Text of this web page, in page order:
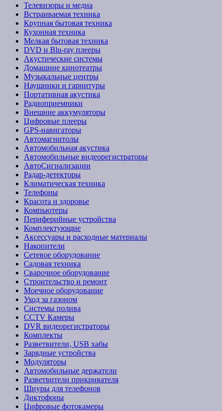
Телевизоры и медиа
Встраиваемая техника
Крупная бытовая техника
Кухонная техника
Мелкая бытовая техника
DVD и Blu-ray плееры
Акустические системы
Домашние кинотеатры
Музыкальные центры
Наушники и гарнитуры
Портативная акустика
Радиоприемники
Внешние аккумуляторы
Цифровые плееры
GPS-навигаторы
Автомагнитолы
Автомобильная акустика
Автомобильные видеорегистраторы
АвтоСигнализации
Радар-детекторы
Климатическая техника
Телефоны
Красота и здоровье
Компьютеры
Периферийные устройства
Комплектующие
Аксессуары и расходные материалы
Накопители
Сетевое оборудование
Садовая техника
Сварочное оборудование
Строительство и ремонт
Моечное оборудование
Уход за газоном
Системы полива
CCTV Камеры
DVR видеорегистраторы
Комплекты
Разветвители, USB хабы
Зарядные устройства
Модуляторы
Автомобильные держатели
Разветвители прикривателя
Шнуры для телефонов
Диктофоны
Цифровые фотокамеры